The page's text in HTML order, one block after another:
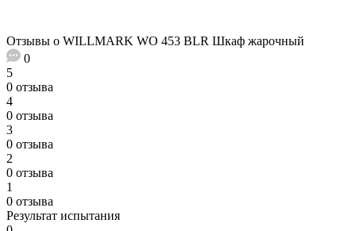
Отзывы о WILLMARK WO 453 BLR Шкаф жарочный
0
5
0 отзыва
4
0 отзыва
3
0 отзыва
2
0 отзыва
1
0 отзыва
Результат испытания